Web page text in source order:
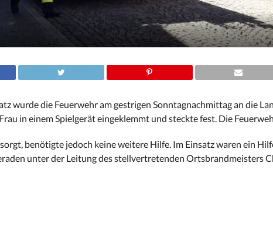
wurde die Feuerwehr am gestrigen Sonntagnachmittag an die
in einem Spielgerät eingeklemmt und steckte fest. Die
benötigte jedoch keine weitere Hilfe. Im Einsatz waren ein
unter der Leitung des stellvertretenden Ortsbrandmeisters